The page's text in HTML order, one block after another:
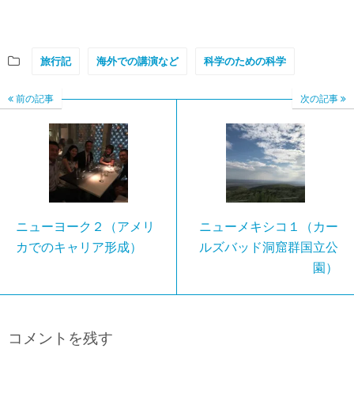
旅行記 海外での講演など 科学のための科学
前の記事
ニューヨーク２（アメリ
カでのキャリア形成）
次の記事
ニューメキシコ１（カー
ルズバッド洞窟群国立公
園）
コメントを残す